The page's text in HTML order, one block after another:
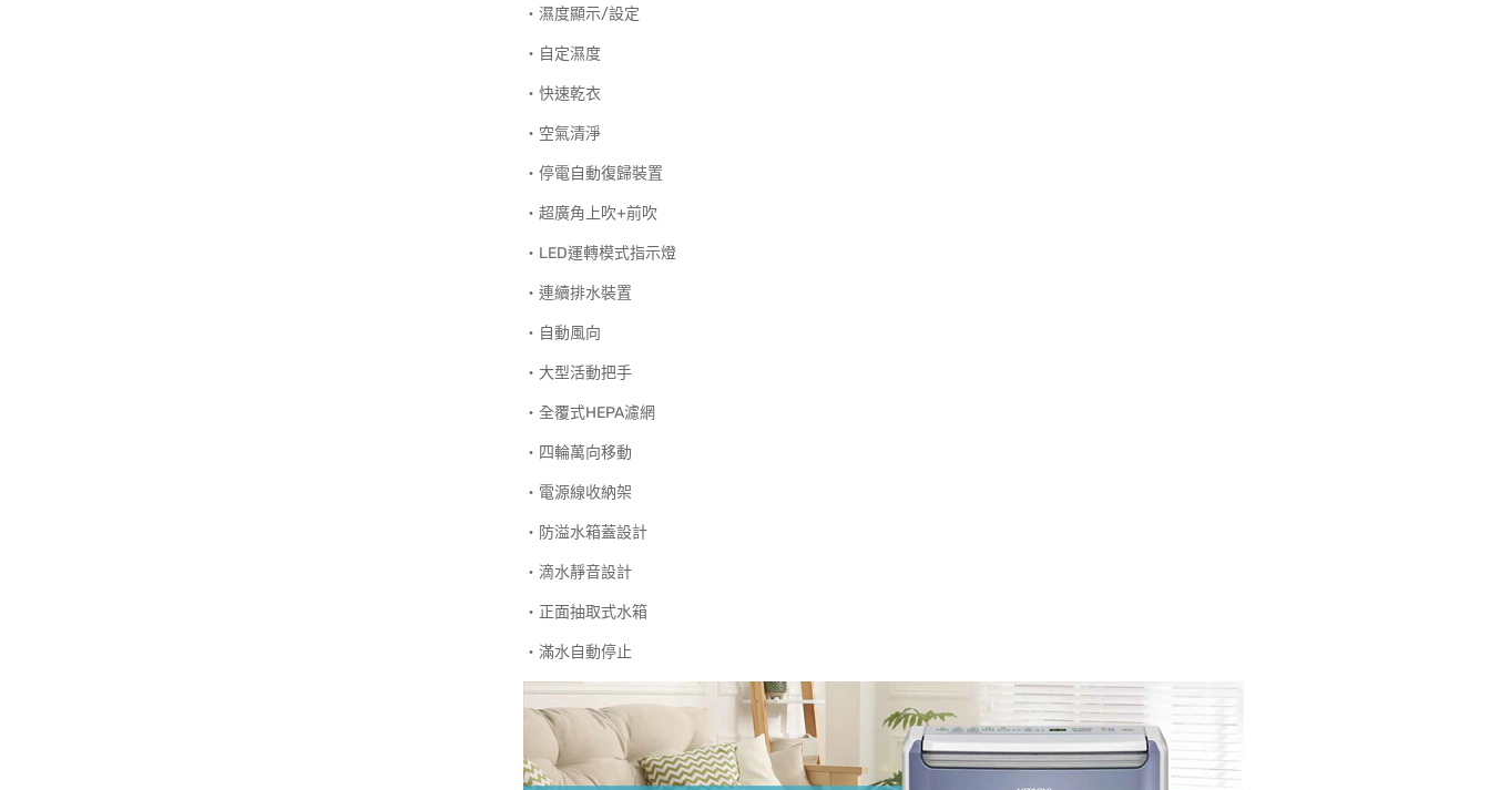
‧濕度顯示/設定
‧自定濕度
‧快速乾衣
‧空氣清淨
‧停電自動復歸裝置
‧超廣角上吹+前吹
‧LED運轉模式指示燈
‧連續排水裝置
‧自動風向
‧大型活動把手
‧全覆式HEPA濾網
‧四輪萬向移動
‧電源線收納架
‧防溢水箱蓋設計
‧滴水靜音設計
‧正面抽取式水箱
‧滿水自動停止